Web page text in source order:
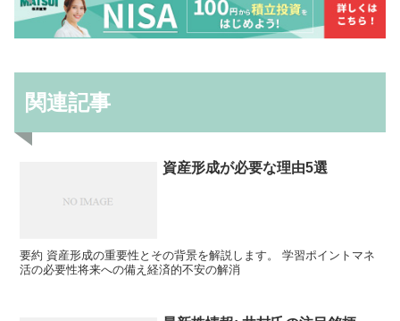
関連記事
資産形成が必要な理由5選
要約 資産形成の重要性とその背景を解説します。 学習ポイントマネ
活の必要性将来への備え経済的不安の解消